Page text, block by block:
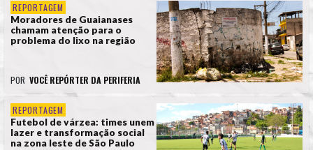
REPORTAGEM
Moradores de Guaianases
chamam atenção para o
problema do lixo na região
POR VOCÊ REPÓRTER DA PERIFERIA
REPORTAGEM
Futebol de várzea: times unem
lazer e transformação social
na zona leste de São Paulo